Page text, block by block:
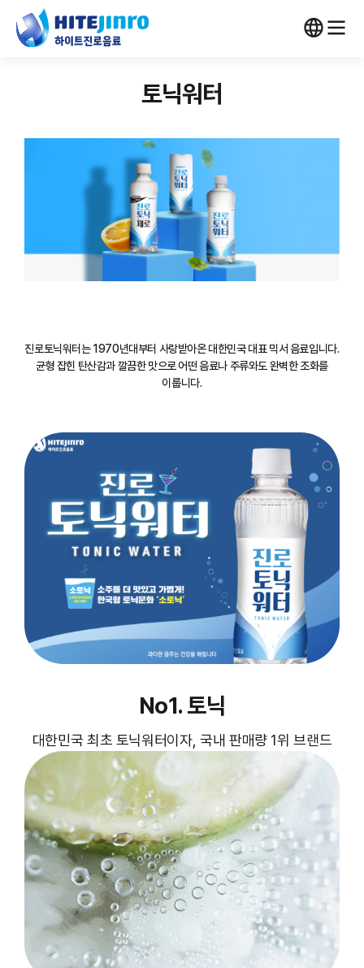
토닉워터
진로토닉워터는 1970년대부터 사랑받아온 대한민국 대표 믹서 음료입니다.
균형 잡힌 탄산감과 깔끔한 맛으로 어떤 음료나 주류와도 완벽한 조화를
이룹니다.
No1. 토닉
대한민국 최초 토닉워터이자, 국내 판매량 1위 브랜드